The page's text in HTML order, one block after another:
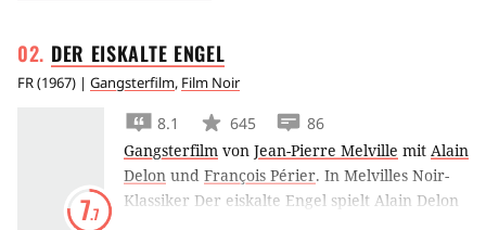
DER EISKALTE ENGEL
FR(1967) | Gangsterfilm, Film Noir
7.7
8.1 645
86
Gangsterfilm von Jean-Pierre Melville mit Alain
Delon und François Périer. In Melvilles Noir-
Klassiker Der eiskalte Engel spielt Alain Delon